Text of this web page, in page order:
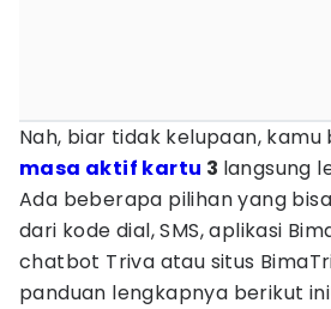
Nah, biar tidak kelupaan, kamu
masa aktif kartu 3 langsung
Ada beberapa pilihan yang
dari kode dial, SMS, aplikasi
chatbot Triva atau situs
panduan lengkapnya berikut